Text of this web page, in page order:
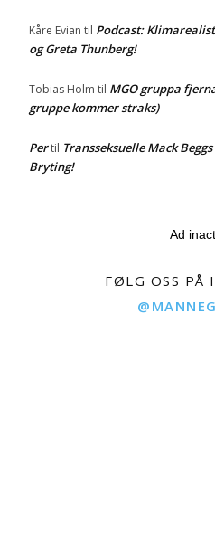
Kåre Evian til Podcast:
og Greta Thunberg!
Tobias Holm til MGO gruppa
gruppe kommer straks)
Pertil Transseksuelle Mack
Bryting!
Ad
FØLG OSS PÅ